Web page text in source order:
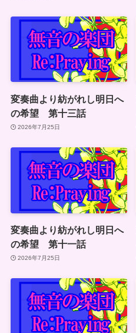
変奏曲より紡がれし明日へ
の希望 第十三話
2026年7月25日
変奏曲より紡がれし明日へ
の希望 第十一話
2026年7月25日